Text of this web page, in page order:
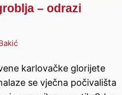
– odrazi
karlovačke glorijete
se vječna počivališta